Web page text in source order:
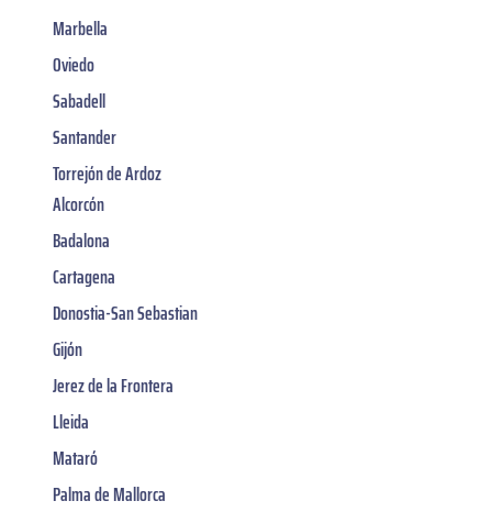
Marbella
Oviedo
Sabadell
Santander
Torrejón de Ardoz
Alcorcón
Badalona
Cartagena
Donostia-San Sebastian
Gijón
Jerez de la Frontera
Lleida
Mataró
Palma de Mallorca